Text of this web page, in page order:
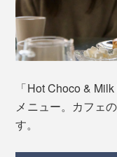
有率70％以上のも
されますが、苦味
そこでおすす
Foamer（ホット
「Hot Choco &
メニュー。カフェ
す。